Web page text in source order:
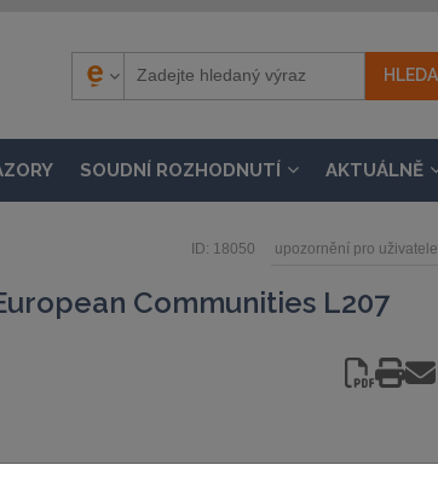
SOUDNÍ ROZHODNUTÍ AKTUÁLNĚ
ID: 18050 upozornění pro uživatele
Communities L207